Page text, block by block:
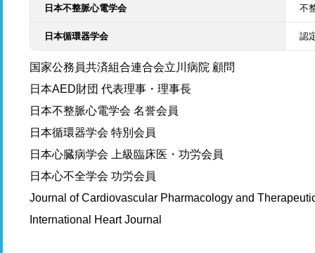
日本不整脈心電学会 不
日本循環器学会 認
国家公務員共済組合連合会立川病院 顧問
日本AED財団 代表理事・理事長
日本不整脈心電学会 名誉会員
日本循環器学会 特別会員
日本心臓病学会 上級臨床医・功労会員
⽇本⼼不全学会 功労会員
Journal of Cardiovascular Pharmacology and
International Heart Journal